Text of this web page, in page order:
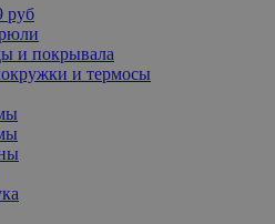
руб
и покрывала
и термосы